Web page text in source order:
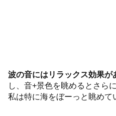
波の音にはリラックス効果
し、音+景色を眺めるとさら
私は特に海をぼーっと眺め